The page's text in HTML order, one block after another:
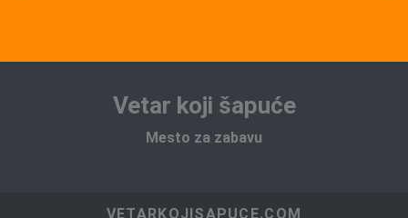
Vetar koji šapuće
Mesto za zabavu
VETARKOJISAPUCE.COM